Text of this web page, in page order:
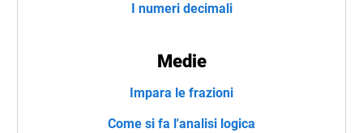
I numeri decimali
Medie
Impara le frazioni
Come si fa l'analisi logica